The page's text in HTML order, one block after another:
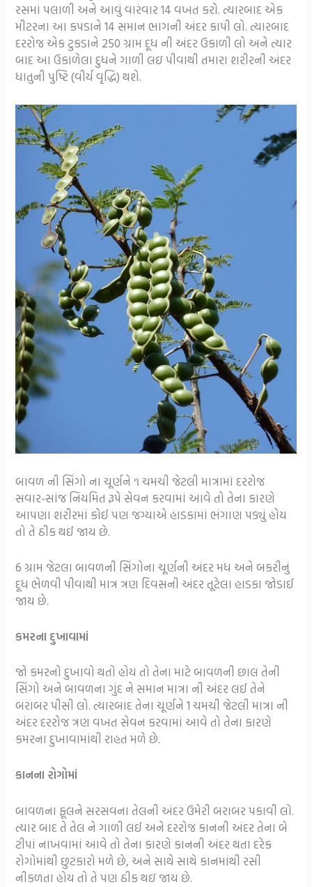
રસમાં પલાળી અને આવું વારંવાર 14 વખત કરો. ત્યારબાદ એક
મીટરના આ કપડાને 14 સમાન ભાગની અંદર કાપી લો. ત્યારબાદ
દરરોજ એક ટુકડાને 250 ગ્રામ દૂધ ની અંદર ઉકાળી લો અને ત્યાર
બાદ આ ઉકાળેલા દુધને ગાળી લઇ પીવાથી તમારા શરીરની અંદર
ધાતુની પુષ્ટિ (વીર્ય વૃદ્ધિ) થશે.
બાવળ ની સિંગો ના ચૂર્ણને ૧ ચમચી જેટલી માત્રામાં દરરોજ
સવાર-સાંજ નિયમિત રૂપે સેવન કરવામાં આવે તો તેના કારણે
આપણા શરીરમાં કોઈ પણ જગ્યાએ હાડકામાં ભંગાણ પડ્યું હોય
તો તે ઠીક થઈ જાય છે.
6 ગ્રામ જેટલા બાવળની સિંગોના ચૂર્ણની અંદર મધ અને બકરીનું
દૂધ ભેળવી પીવાથી માત્ર ત્રણ દિવસની અંદર તૂટેલા હાડકા જોડાઈ
જાય છે.
કમરના દુખાવામાં
જો કમરનો દુખાવો થતો હોય તો તેના માટે બાવળની છાલ તેની
સિંગો અને બાવળના ગુંદ ને સમાન માત્રા ની અંદર લઈ તેને
બરાબર પીસી લો. ત્યારબાદ તેના ચૂર્ણને 1 ચમચી જેટલી માત્રા ની
અંદર દરરોજ ત્રણ વખત સેવન કરવામાં આવે તો તેના કારણે
કમરના દુખાવામાંથી રાહત મળે છે.
કાનના રોગોમાં
બાવળના ફૂલને સરસવના તેલની અંદર ઉમેરી બરાબર પકાવી લો.
ત્યાર બાદ તે તેલ ને ગાળી લઈ અને દરરોજ કાનની અંદર તેના બે
ટીપાં નાખવામાં આવે તો તેના કારણે કાનની અંદર થતા દરેક
રોગોમાંથી છુટકારો મળે છે, અને સાથે સાથે કાનમાંથી રસી
નીકળતા હોય તો તે પણ ઠીક થઇ જાય છે.